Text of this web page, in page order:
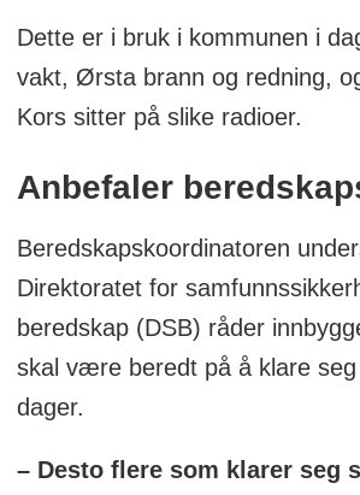
Dette er i bruk i kommunen i
vakt, Ørsta brann og redning,
Kors sitter på slike radioer.
Anbefaler
Beredskapskoordinatoren
Direktoratet for
beredskap (DSB) råder
skal være beredt på å klare seg
dager.
– Desto flere som klarer seg